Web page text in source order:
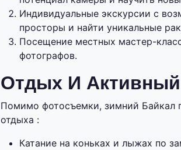
Индивидуальные экскурсии с
просторы и найти уникальные
Посещение местных мастер-
фотографов.
Отдых И
Помимо фотосъемки, зимний Байкал
отдыха :
Катание на коньках и лыжах по